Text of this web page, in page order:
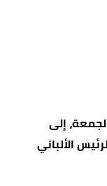
إلى
الألباني